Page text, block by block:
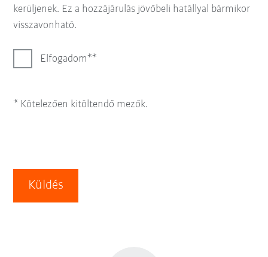
kerüljenek. Ez a hozzájárulás jövőbeli hatállyal bármikor
visszavonható.
Elfogadom*
* Kötelezően kitöltendő mezők.
Küldés